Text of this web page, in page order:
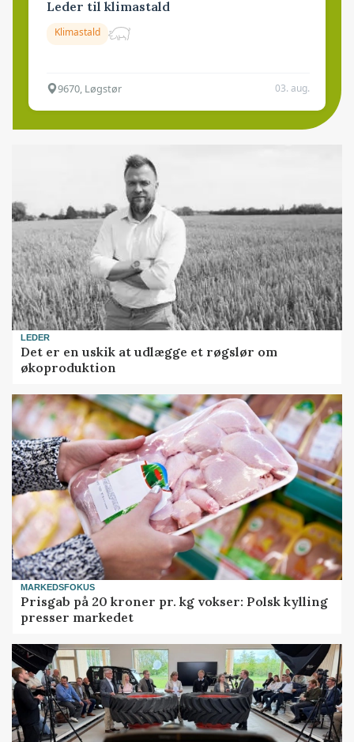
Leder til klimastald
Klimastald
9670, Løgstør 03. aug.
LEDER
Det er en uskik at udlægge et røgslør om
økoproduktion
MARKEDSFOKUS
Prisgab på 20 kroner pr. kg vokser: Polsk kylling
presser markedet